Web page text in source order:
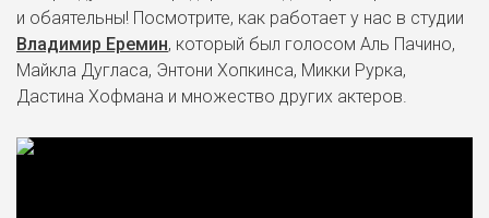
и обаятельны! Посмотрите, как работает у нас в студии
Владимир Еремин, который был голосом Аль Пачино,
Майкла Дугласа, Энтони Хопкинса, Микки Рурка,
Дастина Хофмана и множество других актеров.